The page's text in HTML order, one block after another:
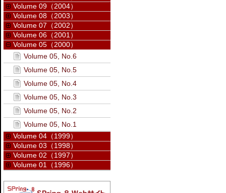
Volume 09（2004）
Volume 08（2003）
Volume 07（2002）
Volume 06（2001）
Volume 05（2000）
Volume 05, No.6
Volume 05, No.5
Volume 05, No.4
Volume 05, No.3
Volume 05, No.2
Volume 05, No.1
Volume 04（1999）
Volume 03（1998）
Volume 02（1997）
Volume 01（1996）